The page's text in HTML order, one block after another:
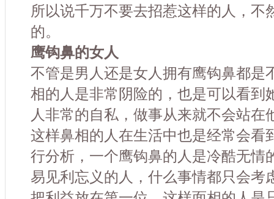
所以说千万不要去招惹这样的人，不
的。
鹰钩鼻的女人
不管是男人还是女人拥有鹰钩鼻都是
相的人是非常阴险的，也是可以看到
人非常的自私，做事从来就不会站在
这样鼻相的人在生活中也是经常会看
行分析，一个鹰钩鼻的人是冷酷无情
易见利忘义的人，什么事情都只会考